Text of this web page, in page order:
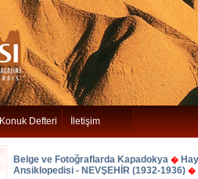
Konuk Defteri İletişim
Belge ve Fotoğraflarda Kapadokya �
Ansiklopedisi - NEVŞEHİR (1932-1936) �